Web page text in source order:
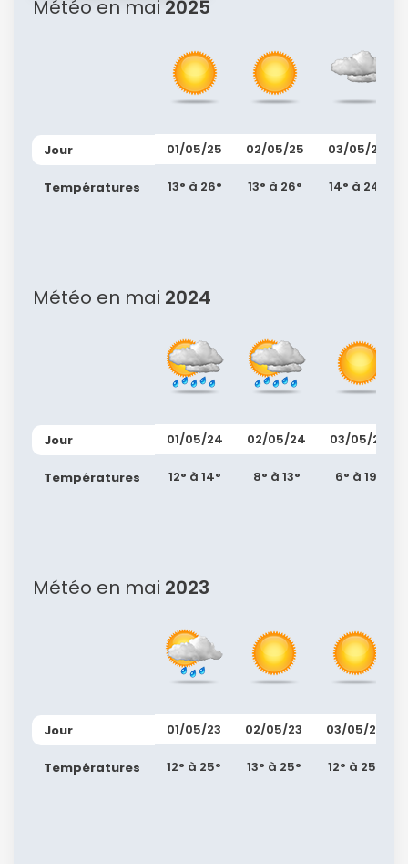
Météo en mai 2025
Jour
Températures
01/05/25
13° à 26°
02/05/25
13° à 26°
03/05/25
14° à 24°
Météo en mai 2024
Jour
Températures
01/05/24
12° à 14°
02/05/24
8° à 13°
03/05/24
6° à 19°
Météo en mai 2023
Jour
Températures
01/05/23
12° à 25°
02/05/23
13° à 25°
03/05/23
12° à 25°